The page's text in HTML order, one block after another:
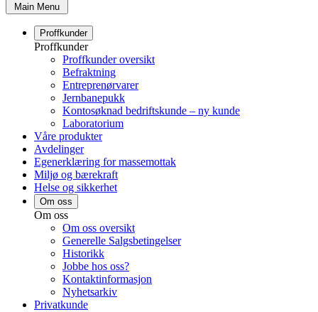
Main Menu
Proffkunder
Proffkunder
Proffkunder oversikt
Befraktning
Entreprenørvarer
Jernbanepukk
Kontosøknad bedriftskunde – ny kunde
Laboratorium
Våre produkter
Avdelinger
Egenerklæring for massemottak
Miljø og bærekraft
Helse og sikkerhet
Om oss
Om oss
Om oss oversikt
Generelle Salgsbetingelser
Historikk
Jobbe hos oss?
Kontaktinformasjon
Nyhetsarkiv
Privatkunde